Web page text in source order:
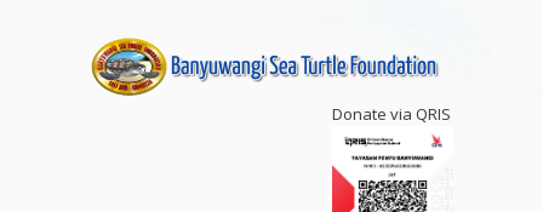
Donate via QRIS